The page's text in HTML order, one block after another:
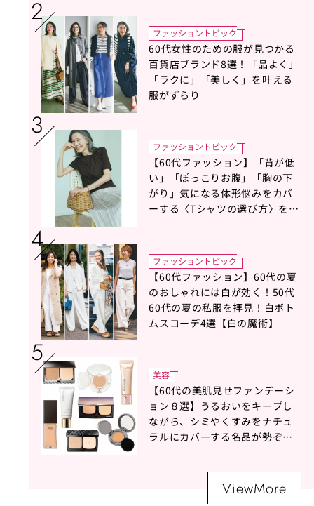
ファッショントピック
60代女性のための服が見つかる
百貨店ブランド8選！「品よく」
「ラクに」「美しく」を叶える
服がずらり
ファッショントピック
【60代ファッション】「背が低
い」「ぽっこりお腹」「胸の下
がり」気になる体形悩みをカバ
ーする〈Tシャツの選び方〉をス
ファッショントピック
【60代ファッション】60代の夏
のおしゃれには白が効く！50代
60代の夏の私服を拝見！白ボト
ムスコーデ4選【白の魔術】
美容
【60代の美肌見せファンデーシ
ョン８選】うるおいをキープし
ながら、シミやくすみをナチュ
ラルにカバーする名品が勢ぞろ
ViewMore